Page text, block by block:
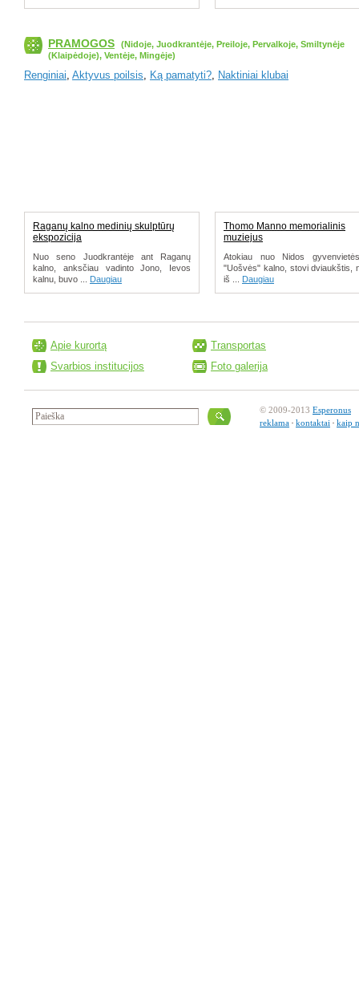
PRAMOGOS
(Nidoje, Juodkrantėje, Preiloje, Pervalkoje, Smiltynėje
(Klaipėdoje), Ventėje, Mingėje)
Renginiai, Aktyvus poilsis, Ką pamatyti?, Naktiniai klubai
Raganų kalno medinių skulptūrų
ekspozicija
Nuo seno Juodkrantėje ant Raganų
kalno, anksčiau vadinto Jono, Ievos
kalnu, buvo ... Daugiau
Thomo Manno memorialinis
muziejus
Atokiau nuo Nidos
"Uošvės" kalno, stovi dviaukštis,
iš ... Daugiau
Apie kurortą
Transportas
Svarbios institucijos
Foto galerija
© 2009-2013 Esperonus
reklama
kontaktai kaip